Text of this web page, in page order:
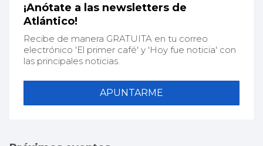
¡Anótate a las newsletters de
Atlántico!
Recibe de manera GRATUITA en tu correo
electrónico 'El primer café' y 'Hoy fue noticia' con
las principales noticias.
APUNTARME